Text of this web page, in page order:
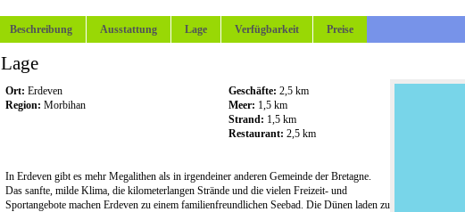
Beschreibung Ausstattung Lage Verfügbarkeit Preise
Lage
Ort: Erdeven
Region: Morbihan
Geschäfte: 2,5 km
Meer: 1,5 km
Strand: 1,5 km
Restaurant: 2,5 km
In Erdeven gibt es mehr Megalithen als in irgendeiner anderen Gemeinde der Bretagne.
Das sanfte, milde Klima, die kilometerlangen Strände und die vielen Freizeit- und
Sportangebote machen Erdeven zu einem familienfreundlichen Seebad. Die Dünen laden zu